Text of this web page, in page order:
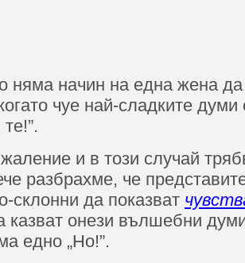
няма начин на една жена
чуе най-сладките
и в този случай
разбрахме, че
склонни да показват
казват онези вълшебни
едно „Но!”.